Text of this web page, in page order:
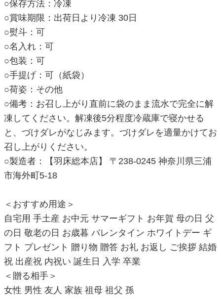
○保存方法：冷凍
○賞味期限：出荷日より冷凍 30日
○熨斗：可
○名入れ：可
○包装：可
○手提げ：可（紙袋）
○荷姿：その他
○備考：お召し上がり直前に袋のまま流水で完全に解
凍してください。解凍後5分程度冷蔵庫で寝かせる
と、づけダレがなじみます。づけダレを適量かけてお
召し上がりください。
○製造者：【羽床総本店】 〒238-0245 神奈川県三浦
市海外町5-18
＜おすすめ用途＞
自宅用 手土産 お中元 サマーギフト お年賀 母の日 父
の日 敬老の日 お歳暮 バレンタイン ホワイトデー ギ
フト プレゼント 贈り物 贈答 お礼 お返し ご挨拶 結婚
祝 出産祝 内祝い 誕生日 入学 卒業
＜贈る相手＞
女性 男性 友人 家族 祖母 祖父 孫